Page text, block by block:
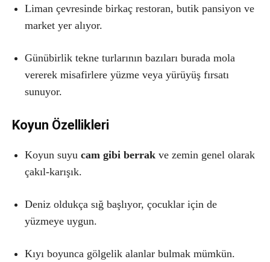
Liman çevresinde birkaç restoran, butik pansiyon ve
market yer alıyor.
Günübirlik tekne turlarının bazıları burada mola
vererek misafirlere yüzme veya yürüyüş fırsatı
sunuyor.
Koyun Özellikleri
Koyun suyu cam gibi berrak ve zemin genel olarak
çakıl-karışık.
Deniz oldukça sığ başlıyor, çocuklar için de
yüzmeye uygun.
Kıyı boyunca gölgelik alanlar bulmak mümkün.